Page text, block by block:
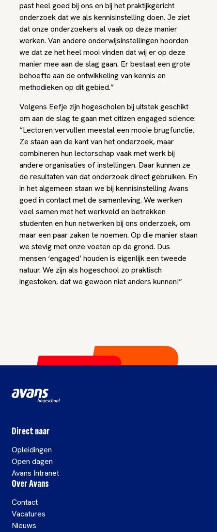
past heel goed bij ons en bij het praktijkgericht
onderzoek dat we als kennisinstelling doen. Je ziet
dat onze onderzoekers al vaak op deze manier
werken. Van andere onderwijsinstellingen hoorden
we dat ze het heel mooi vinden dat wij er op deze
manier mee aan de slag gaan. Er bestaat een grote
behoefte aan de ontwikkeling van kennis en
methodieken op dit gebied.”
Volgens Eefje zijn hogescholen bij uitstek geschikt
om aan de slag te gaan met citizen engaged science:
“Lectoren vervullen meestal een mooie brugfunctie.
Ze staan aan de kant van het onderzoek, maar
combineren hun lectorschap vaak met werk bij
andere organisaties of instellingen. Daar kunnen ze
de resultaten van dat onderzoek direct gebruiken. En
in het algemeen staan we bij kennisinstelling Avans
goed in contact met de samenleving. We werken
veel samen met het werkveld en betrekken
studenten en hun netwerken bij ons onderzoek, om
maar een paar zaken te noemen. Op die manier staan
we stevig met onze voeten op de grond. Dus
mensen ‘engaged’ houden is eigenlijk een tweede
natuur. We zijn als hogeschool zo praktisch
ingestoken, dat we gewoon niet anders kunnen!”
Direct naar
Opleidingen
Open dagen
Avans Intranet
Over Avans
Contact
Vacatures
Nieuws